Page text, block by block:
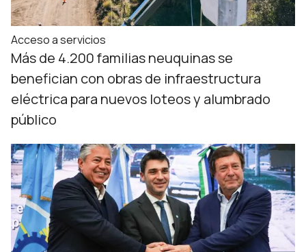
Acceso a servicios
Más de 4.200 familias neuquinas se
benefician con obras de infraestructura
eléctrica para nuevos loteos y alumbrado
público